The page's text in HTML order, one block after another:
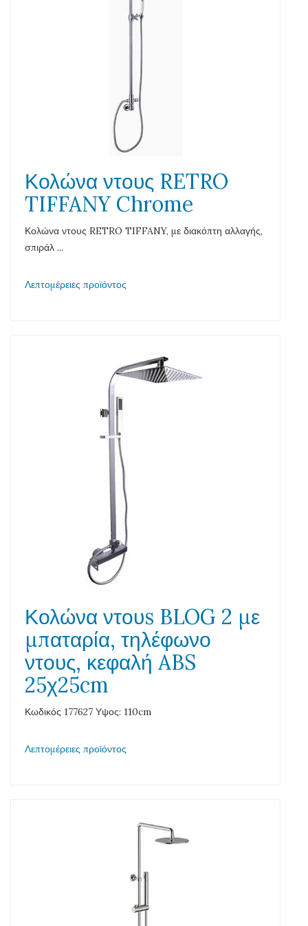
Κολώνα ντους RETRO
TIFFANY Chrome
Κολώνα ντους RETRO TIFFANY, με διακόπτη αλλαγής,
σπιράλ ...
Λεπτομέρειες προϊόντος
Κολώνα ντουs BLOG 2 με
μπαταρία, τηλέφωνο
ντους, κεφαλή ABS
25χ25cm
Κωδικός 177627 Υψος: 110cm
Λεπτομέρειες προϊόντος